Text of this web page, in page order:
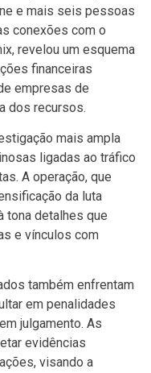
e mais seis pessoas
conexões com o
revelou um esquema
financeiras
empresas de
dos recursos.
mais ampla
ligadas ao tráfico
A operação, que
da luta
tona detalhes que
e vínculos com
também enfrentam
em penalidades
julgamento. As
evidências
visando a